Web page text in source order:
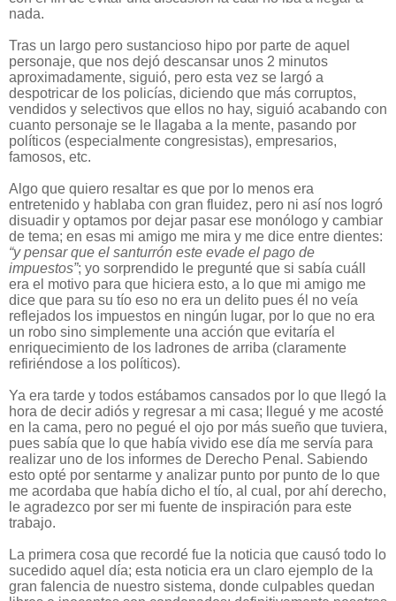
nada.
Tras un largo pero sustancioso hipo por parte de aquel
personaje, que nos dejó descansar unos 2 minutos
aproximadamente, siguió, pero esta vez se largó a
despotricar de los policías, diciendo que más corruptos,
vendidos y selectivos que ellos no hay, siguió acabando con
cuanto personaje se le llagaba a la mente, pasando por
políticos (especialmente congresistas), empresarios,
famosos, etc.
Algo que quiero resaltar es que por lo menos era
entretenido y hablaba con gran fluidez, pero ni así nos logró
disuadir y optamos por dejar pasar ese monólogo y cambiar
de tema; en esas mi amigo me mira y me dice entre dientes:
“y pensar que el santurrón este evade el pago de
impuestos”; yo sorprendido le pregunté que si sabía cuáll
era el motivo para que hiciera esto, a lo que mi amigo me
dice que para su tío eso no era un delito pues él no veía
reflejados los impuestos en ningún lugar, por lo que no era
un robo sino simplemente una acción que evitaría el
enriquecimiento de los ladrones de arriba (claramente
refiriéndose a los políticos).
Ya era tarde y todos estábamos cansados por lo que llegó la
hora de decir adiós y regresar a mi casa; llegué y me acosté
en la cama, pero no pegué el ojo por más sueño que tuviera,
pues sabía que lo que había vivido ese día me servía para
realizar uno de los informes de Derecho Penal. Sabiendo
esto opté por sentarme y analizar punto por punto de lo que
me acordaba que había dicho el tío, al cual, por ahí derecho,
le agradezco por ser mi fuente de inspiración para este
trabajo.
La primera cosa que recordé fue la noticia que causó todo lo
sucedido aquel día; esta noticia era un claro ejemplo de la
gran falencia de nuestro sistema, donde culpables quedan